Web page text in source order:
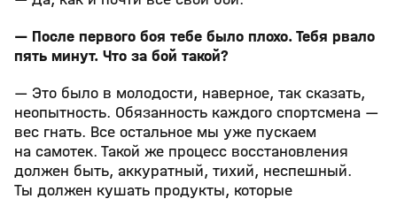
— После первого боя тебе было плохо. Тебя рвало
пять минут. Что за бой такой?
— Это было в молодости, наверное, так сказать,
неопытность. Обязанность каждого спортсмена —
вес гнать. Все остальное мы уже пускаем
на самотек. Такой же процесс восстановления
должен быть, аккуратный, тихий, неспешный.
Ты должен кушать продукты, которые